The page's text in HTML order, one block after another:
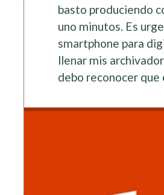
basto produciendo
uno minutos. Es
smartphone para
llenar mis
debo reconocer